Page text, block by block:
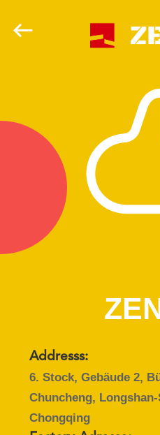
PRODUKTE
VIDEOS
SHOW
Rights
Addresss:
6. Stock, Gebäude 2,
Chuncheng,
Chongqing